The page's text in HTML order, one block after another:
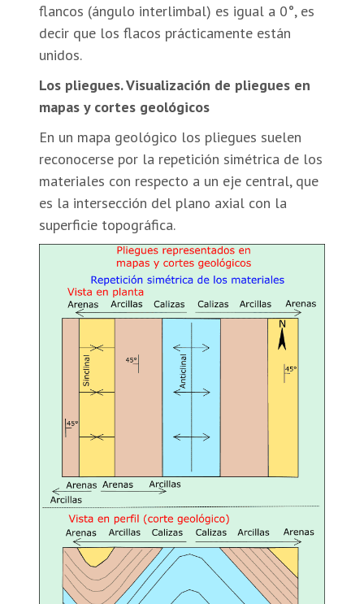
flancos (ángulo interlimbal) es igual a 0°, es
decir que los flacos prácticamente están
unidos.
Los pliegues. Visualización de pliegues en
mapas y cortes geológicos
En un mapa geológico los pliegues suelen
reconocerse por la repetición simétrica de los
materiales con respecto a un eje central, que
es la intersección del plano axial con la
superficie topográfica.